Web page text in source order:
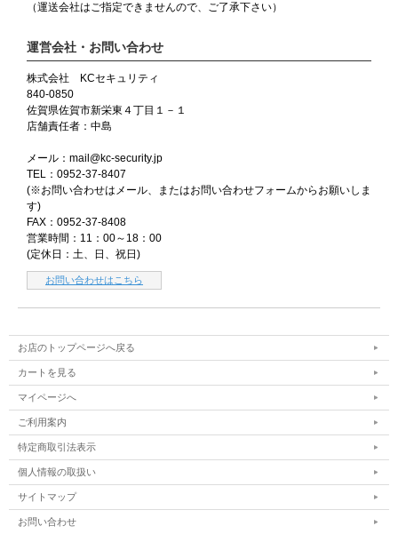
（運送会社はご指定できませんので、ご了承下さい）
運営会社・お問い合わせ
株式会社 KCセキュリティ
840-0850
佐賀県佐賀市新栄東４丁目１－１
店舗責任者：中島
メール：mail@kc-security.jp
TEL：0952-37-8407
(※お問い合わせはメール、またはお問い合わせフォームからお願いしま
す)
FAX：0952-37-8408
営業時間：11：00～18：00
(定休日：土、日、祝日)
お問い合わせはこちら
お店のトップページへ戻る
カートを見る
マイページへ
ご利用案内
特定商取引法表示
個人情報の取扱い
サイトマップ
お問い合わせ